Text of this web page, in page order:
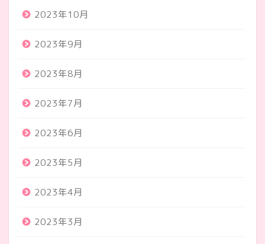
2023年10月
2023年9月
2023年8月
2023年7月
2023年6月
2023年5月
2023年4月
2023年3月